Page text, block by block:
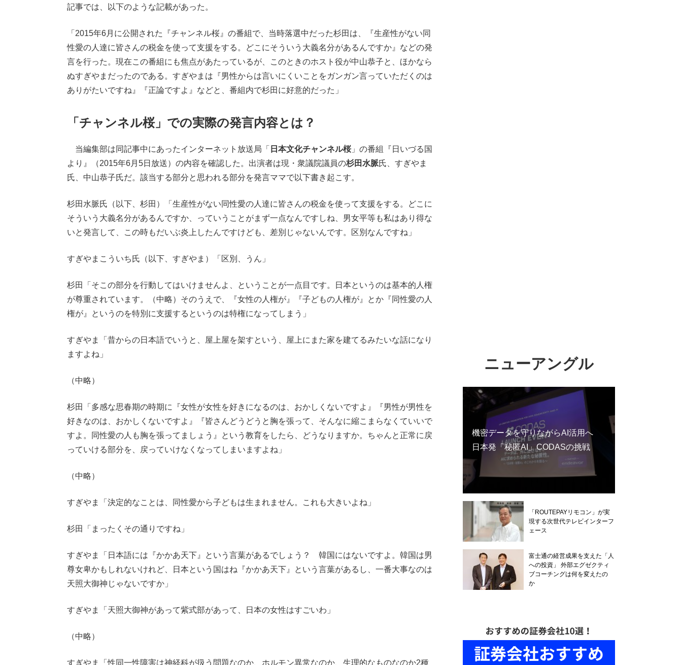
記事では、以下のような記載があった。
「2015年6月に公開された『チャンネル桜』の番組で、当時落選中だった杉田は、『生産性がない同
性愛の人達に皆さんの税金を使って支援をする。どこにそういう大義名分があるんですか』などの発
言を行った。現在この番組にも焦点があたっているが、このときのホスト役が中山恭子と、ほかなら
ぬすぎやまだったのである。すぎやまは『男性からは言いにくいことをガンガン言っていただくのは
ありがたいですね』『正論ですよ』などと、番組内で杉田に好意的だった」
「チャンネル桜」での実際の発言内容とは？
当編集部は同記事中にあったインターネット放送局「 日本文化チャンネル桜」の番組『日いづる国
より』（2015年6月5日放送）の内容を確認した。出演者は現・衆議院議員の杉田水脈氏、すぎやま
氏、中山恭子氏だ。該当する部分と思われる部分を発言ママで以下書き起こす。
杉田水脈氏（以下、杉田）「生産性がない同性愛の人達に皆さんの税金を使って支援をする。どこに
そういう大義名分があるんですか、っていうことがまず一点なんですしね、男女平等も私はあり得な
いと発言して、この時もだいぶ炎上したんですけども、差別じゃないんです。区別なんですね」
すぎやまこういち氏（以下、すぎやま）「区別、うん」
杉田「そこの部分を行動してはいけませんよ、ということが一点目です。日本というのは基本的人権
が尊重されています。（中略）そのうえで、『女性の人権が』『子どもの人権が』とか『同性愛の人
権が』というのを特別に支援するというのは特権になってしまう」
すぎやま「昔からの日本語でいうと、屋上屋を架すという、屋上にまた家を建てるみたいな話になり
ますよね」
（中略）
杉田「多感な思春期の時期に『女性が女性を好きになるのは、おかしくないですよ』『男性が男性を
好きなのは、おかしくないですよ』『皆さんどうどうと胸を張って、そんなに縮こまらなくていいで
すよ。同性愛の人も胸を張ってましょう』という教育をしたら、どうなりますか。ちゃんと正常に戻
っていける部分を、戻っていけなくなってしまいますよね」
（中略）
すぎやま「決定的なことは、同性愛から子どもは生まれません。これも大きいよね」
杉田「まったくその通りですね」
すぎやま「日本語には『かかあ天下』という言葉があるでしょう？ 韓国にはないですよ。韓国は男
尊女卑かもしれないけれど、日本という国はね『かかあ天下』という言葉があるし、一番大事なのは
天照大御神じゃないですか」
すぎやま「天照大御神があって紫式部があって、日本の女性はすごいわ」
（中略）
すぎやま「性同一性障害は神経科が扱う問題なのか、ホルモン異常なのか、生理的なものなのか2種
ニューアングル
機密データを守りながらAI活用へ
日本発「秘匿AI」CODASの挑戦
「ROUTEPAYリモコン」が実
現する次世代テレビインターフ
ェース
富士通の経営成果を支えた「人
への投資」 外部エグゼクティ
ブコーチングは何を変えたの
か